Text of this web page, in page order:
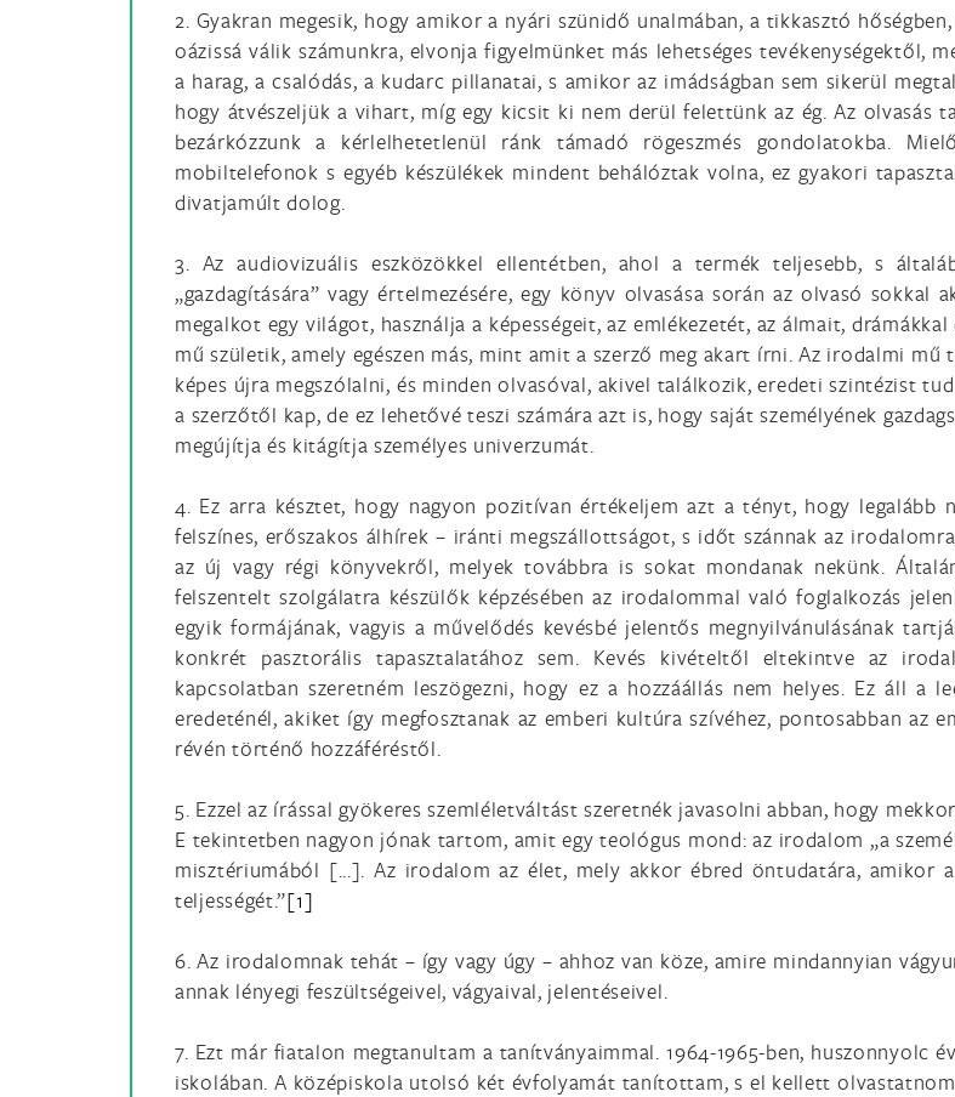
2. Gyakran megesik, hogy amikor a nyári szünidő unalmában, a tikkasztó
oázissá válik számunkra, elvonja figyelmünket más lehetséges tevékenységektől,
a harag, a csalódás, a kudarc pillanatai, s amikor az imádságban sem sikerül
hogy átvészeljük a vihart, míg egy kicsit ki nem derül felettünk az ég. Az olvasás
bezárkózzunk a kérlelhetetlenül ránk támadó rögeszmés gondolatokba.
mobiltelefonok s egyéb készülékek mindent behálóztak volna, ez gyakori
divatjamúlt dolog.
3. Az audiovizuális eszközökkel ellentétben, ahol a termék teljesebb, s
„gazdagítására” vagy értelmezésére, egy könyv olvasása során az olvasó
megalkot egy világot, használja a képességeit, az emlékezetét, az álmait,
mű születik, amely egészen más, mint amit a szerző meg akart írni. Az irodalmi
képes újra megszólalni, és minden olvasóval, akivel találkozik, eredeti szintézist
a szerzőtől kap, de ez lehetővé teszi számára azt is, hogy saját személyének
megújítja és kitágítja személyes univerzumát.
4. Ez arra késztet, hogy nagyon pozitívan értékeljem azt a tényt, hogy legalább
felszínes, erőszakos álhírek – iránti megszállottságot, s időt szánnak az
az új vagy régi könyvekről, melyek továbbra is sokat mondanak nekünk.
felszentelt szolgálatra készülők képzésében az irodalommal való foglalkozás
egyik formájának, vagyis a művelődés kevésbé jelentős megnyilvánulásának
konkrét pasztorális tapasztalatához sem. Kevés kivételtől eltekintve az
kapcsolatban szeretném leszögezni, hogy ez a hozzáállás nem helyes. Ez áll a
eredeténél, akiket így megfosztanak az emberi kultúra szívéhez, pontosabban az
révén történő hozzáféréstől.
5. Ezzel az írással gyökeres szemléletváltást szeretnék javasolni abban, hogy
E tekintetben nagyon jónak tartom, amit egy teológus mond: az irodalom „a
misztériumából [...]. Az irodalom az élet, mely akkor ébred öntudatára, amikor
teljességét.”[1]
6. Az irodalomnak tehát – így vagy úgy – ahhoz van köze, amire mindannyian
annak lényegi feszültségeivel, vágyaival, jelentéseivel.
7. Ezt már fiatalon megtanultam a tanítványaimmal. 1964-1965-ben, huszonnyolc
iskolában. A középiskola utolsó két évfolyamát tanítottam, s el kellett